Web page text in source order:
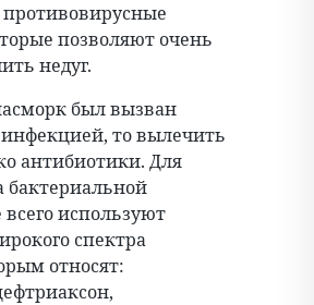
позволяют очень
недуг.
был вызван
то вылечить
антибиотики. Для
бактериальной
используют
спектра
относят: